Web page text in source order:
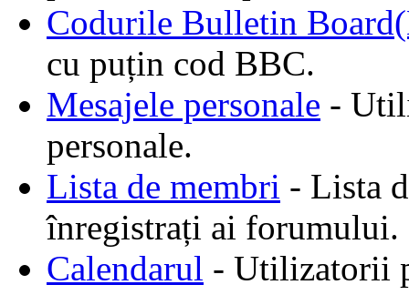
Codurile Bulletin
cu puțin cod BBC.
Mesajele personale -
personale.
Lista de membri - Lista
înregistrați ai forumului.
Calendarul - Utilizatorii